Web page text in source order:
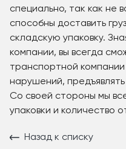
специально, так как не
способны доставить
складскую упаковку.
компании, вы всегда
транспортной компании
нарушений,
Со своей стороны мы
упаковки и количество
Назад к списку